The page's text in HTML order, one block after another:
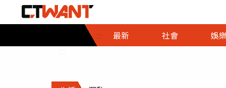
::: 最新 社會
社會首頁
時事
調查
娛樂
娛樂首頁
即時
財經首頁
熱線
政